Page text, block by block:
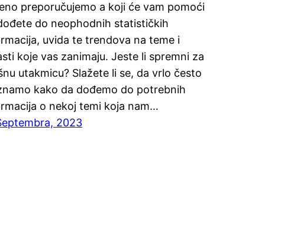
preporučujemo a koji će vam pomoći
do neophodnih statističkih
uvida te trendova na teme i
koje vas zanimaju. Jeste li spremni za
utakmicu? Slažete li se, da vrlo često
kako da dođemo do potrebnih
o nekoj temi koja nam…
2023